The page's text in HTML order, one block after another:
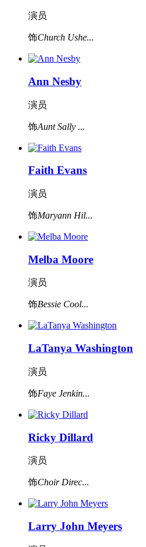
演员
饰Church Ushe...
Ann Nesby
演员
饰Aunt Sally ...
Faith Evans
演员
饰Maryann Hil...
Melba Moore
演员
饰Bessie Cool...
LaTanya Washington
演员
饰Faye Jenkin...
Ricky Dillard
演员
饰Choir Direc...
Larry John Meyers